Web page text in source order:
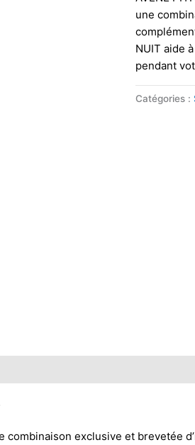
une
NUIT aide
pendant
Catégories :
combinaison exclusive et